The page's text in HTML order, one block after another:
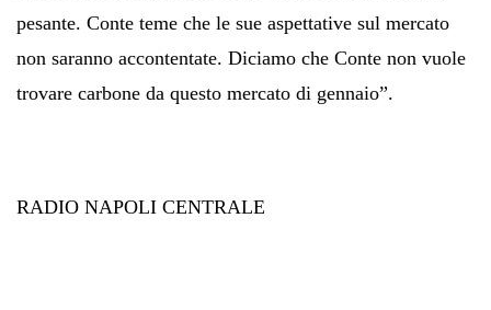
pesante. Conte teme che le sue aspettative sul mercato
non saranno accontentate. Diciamo che Conte non vuole
trovare carbone da questo mercato di gennaio”.
RADIO NAPOLI CENTRALE